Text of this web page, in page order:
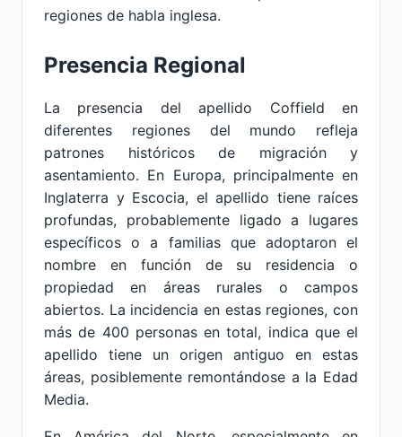
regiones de habla inglesa.
Presencia Regional
La presencia del apellido Coffield en
diferentes regiones del mundo refleja
patrones históricos de migración y
asentamiento. En Europa, principalmente en
Inglaterra y Escocia, el apellido tiene raíces
profundas, probablemente ligado a lugares
específicos o a familias que adoptaron el
nombre en función de su residencia o
propiedad en áreas rurales o campos
abiertos. La incidencia en estas regiones, con
más de 400 personas en total, indica que el
apellido tiene un origen antiguo en estas
áreas, posiblemente remontándose a la Edad
Media.